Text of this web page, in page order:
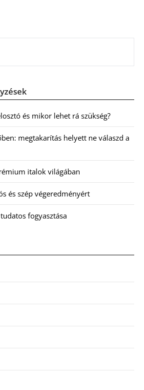
és mikor lehet rá szükség?
megtakarítás helyett ne válaszd a
italok világában
és szép végeredményért
fogyasztása